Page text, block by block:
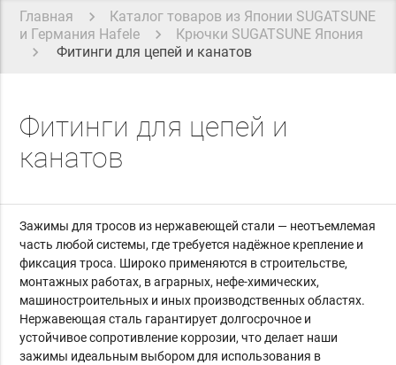
Главная
Каталог товаров из Японии SUGATSUNE
и Германия Hafele
Крючки SUGATSUNE Япония
Фитинги для цепей и канатов
Фитинги для цепей и
канатов
Зажимы для тросов из нержавеющей стали — неотъемлемая
часть любой системы, где требуется надёжное крепление и
фиксация троса. Широко применяются в строительстве,
монтажных работах, в аграрных, нефе-химических,
машиностроительных и иных производственных областях.
Нержавеющая сталь гарантирует долгосрочное и
устойчивое сопротивление коррозии, что делает наши
зажимы идеальным выбором для использования в